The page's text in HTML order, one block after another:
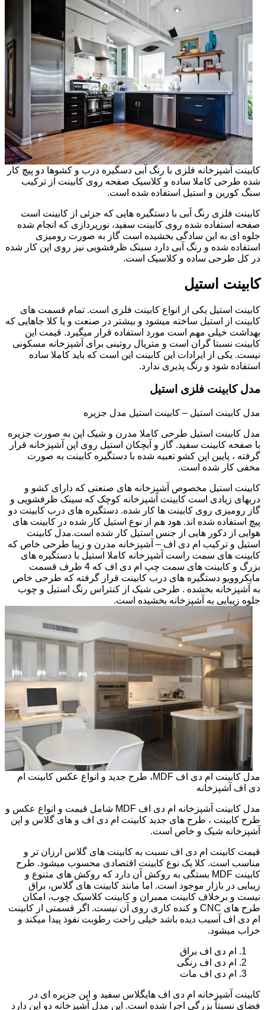
کابینت آشپزخانه فلزی با رنگ آبی دسگیره درب و کشوها دو پیچ کار
شده طرحی کاملا ساده و کلاسیک صفحه روی کابینت از ترکیب
سنگ کورین و استیل استفاده شده است.
کابینت فلزی رنگ آبی با دستگیره هایی که جزئی از کابینت است
صفحه استفاده شده روی کابینت سفید، نورپردازی که انجام شده
جلوه ای به این سادگی بخشیده است گاز به صورت رومیزی
استفاده شده و رنگ آبی دارد سینک ظرفشویی نیز روی اپن کار شده
در کل طرحی ساده و کلاسیک است.
کابینت استیل
کابینت استیل یکی از انواع کابینت فلزی است. تمام قسمت های
کابینت از استیل ساخته میشود و بیشتر در صنعت و یا کلا جاهایی که
بهداشت خیلی مهم است مورد استفاده قرار میگیرد. قیمت این
کابینت نسبتا گران است و متریال روتینی برای آشپزخانه مسکونی
نیست. یکی از ایرادات این کابینت این است که باید کاملا ساده
استفاده شود و رنگ پذیری ندارد.
مدل کابینت فلزی استیل
مدل کابینت استیل – کابینت استیل مدل جزیره
مدل کابینت استیل طرحی کاملا مدرن و شیک اپن به صورت جزیره
با صفحه کابینت سفید. گاز و آبچکان استیل روی اپن آشپزخانه قرار
گرفته ، پایین اپن کشو تعبیه شده با دستگیره کابینت به صورت
مخفی کار شده است.
کابینت استیل مخصوص آشپزخانه های صنعتی که دارای کشو و
دربهای زیادی است کابینت آشپزخانه کوچک که سینک ظرفشویی و
گاز رومیزی روی کابینت ها کار شده. دستگیره های درب کابینت دو
پیچ استفاده شده اند. هود هم از نوع استیل کار شده در کابینت های
هوایی از دکور هایی از جنس استیل کار شده است.مدل کابینت
استیل و ترکیب ام دی اف – آشپزخانه مدرن و زیبا طرحی خاص که
کابینت های سمت راست آشپزخانه کاملا استیل با دستگیره های
بزرگ و کابینت های سمت چپ ام دی اف که 4 طرف قسمت
مایکروویو دستگیره های درب کابینت قرار گرفته که طرحی خاص
به آشپزخانه بخشده . طرحی شیک از کنتراس رنگ استیل و چوب
جلوه زیبایی به آشپزخانه بخشیده است.
مدل کابینت ام دی اف MDF، طرح جدید و انواع عکس کابینت ام
دی اف آشپزخانه
مدل کابینت آشپزخانه ام دی اف MDF شامل قیمت و انواع عکس و
طرح کابینت ، طرح های جدید کابینت ام دی اف و های گلاس و اپن
آشپزخانه شیک و خاص است.
قیمت کابینت ام دی اف نسبت به کابینت های گلاس ارزان تر و
مناسب است. کلا یک نوع کابینت اقتصادی محسوب میشود. طرح
کابینت MDF بستگی به روکش آن دارد که روکش های متنوع و
زیبایی در بازار موجود است. اما مانند کابینت های گلاس، براق
نیست و برخلاف کابینت ممبران و کابینت کلاسیک چوب، امکان
طرح های CNC و کنده کاری روی آن نیست. اگر قسمتی از کابینت
ام دی اف آسیب دیده باشد خیلی راحت رطوبت نفوذ پیدا میکند و
خراب میشود.
ام دی اف براق
ام دی اف رنگی
ام دی اف مات
کابینت آشپزخانه ام دی اف هایگلاس سفید و اپن جزیره ای در
فضای نسبتاً بزرگی اجرا شده است. این مدل آشپزخانه دو اپن دارد